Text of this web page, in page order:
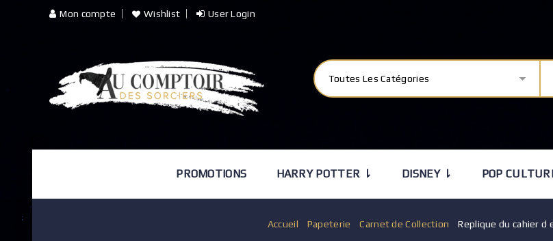
Mon compte Wishlist User Login
Toutes Les Catégories
PROMOTIONS HARRY POTTER ⇂ DISNEY ⇂ POP
Accueil Papeterie /Carnet de Collection /Replique du cahier d